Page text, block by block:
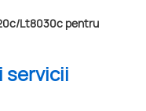
servicii